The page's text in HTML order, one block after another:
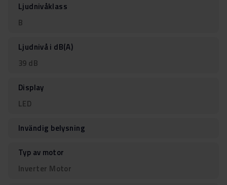
Ljudnivåklass
B
Ljudnivå i dB(A)
39 dB
Display
LED
Invändig belysning
Typ av motor
Inverter Motor